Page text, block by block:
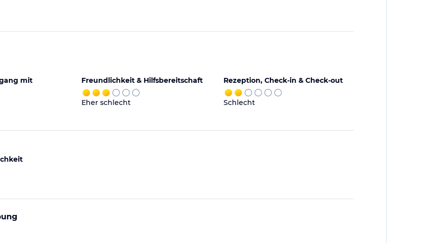
mit
Freundlichkeit & Hilfsbereitschaft
Eher schlecht
Rezeption, Check-in & Check-out
Schlecht